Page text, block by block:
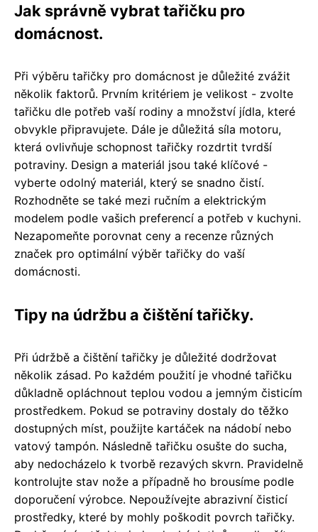
Jak správně vybrat tařičku pro
domácnost.
Při výběru tařičky pro domácnost je důležité zvážit
několik faktorů. Prvním kritériem je velikost - zvolte
tařičku dle potřeb vaší rodiny a množství jídla, které
obvykle připravujete. Dále je důležitá síla motoru,
která ovlivňuje schopnost tařičky rozdrtit tvrdší
potraviny. Design a materiál jsou také klíčové -
vyberte odolný materiál, který se snadno čistí.
Rozhodněte se také mezi ručním a elektrickým
modelem podle vašich preferencí a potřeb v kuchyni.
Nezapomeňte porovnat ceny a recenze různých
značek pro optimální výběr tařičky do vaší
domácnosti.
Tipy na údržbu a čištění tařičky.
Při údržbě a čištění tařičky je důležité dodržovat
několik zásad. Po každém použití je vhodné tařičku
důkladně opláchnout teplou vodou a jemným čisticím
prostředkem. Pokud se potraviny dostaly do těžko
dostupných míst, použijte kartáček na nádobí nebo
vatový tampón. Následně tařičku osušte do sucha,
aby nedocházelo k tvorbě rezavých skvrn. Pravidelně
kontrolujte stav nože a případně ho brousíme podle
doporučení výrobce. Nepoužívejte abrazivní čisticí
prostředky, které by mohly poškodit povrch tařičky.